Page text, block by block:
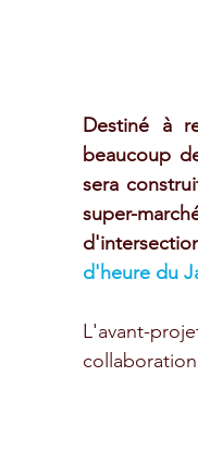
Destiné à
beaucoup
sera
super-
d'heure du
L'avant-